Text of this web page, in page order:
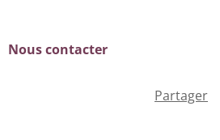
Nous contacter
Partager